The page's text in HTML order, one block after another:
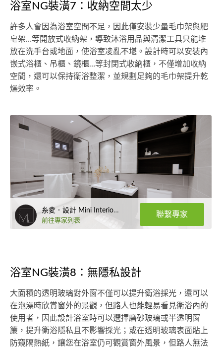
浴室NG裝潢7：收納空間太少
許多人會因為浴室空間不足，因此僅安裝少量毛巾架與肥
皂架…等開放式收納架，導致沐浴用品與清潔工具只能堆
放在洗手台或地面，使浴室凌亂不堪。設計時可以安裝內
嵌式浴櫃、吊櫃、鏡櫃…等封閉式收納櫃，不僅增加收納
空間，還可以保持衛浴整潔，並規劃足夠的毛巾架提升乾
燥效率。
糸夌．設計 Mini Interior Design
前往專家列表
聯繫專家
浴室NG裝潢8：無隱私設計
大面積的透明玻璃對外窗不僅可以提升衛浴採光，還可以
在泡澡時欣賞窗外的景觀，但路人也能輕易看見衛浴內的
使用者，因此設計浴室時可以選擇磨砂玻璃或半透明窗
簾，提升衛浴隱私且不影響採光；或在透明玻璃表面貼上
防窺隔熱紙，讓您在浴室仍可觀賞窗外風景，但路人無法